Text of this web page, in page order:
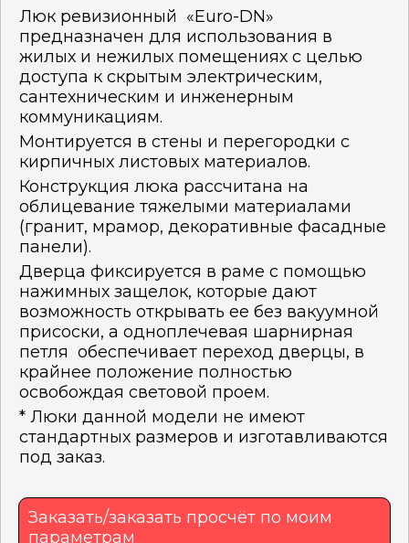
Люк ревизионный «Euro-DN»
предназначен для использования в
жилых и нежилых помещениях с целью
доступа к скрытым электрическим,
сантехническим и инженерным
коммуникациям.
Монтируется в стены и перегородки с
кирпичных листовых материалов.
Конструкция люка рассчитана на
облицевание тяжелыми материалами
(гранит, мрамор, декоративные фасадные
панели).
Дверца фиксируется в раме с помощью
нажимных защелок, которые дают
возможность открывать ее без вакуумной
присоски, а одноплечевая шарнирная
петля обеспечивает переход дверцы, в
крайнее положение полностью
освобождая световой проем.
* Люки данной модели не имеют
стандартных размеров и изготавливаются
под заказ.
Заказать/заказать просчёт по моим
параметрам